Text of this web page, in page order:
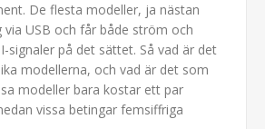
De flesta modeller, ja nästan
via USB och får både ström och
signaler på det sättet. Så vad är det
modellerna, och vad är det som
modeller bara kostar ett par
vissa betingar femsiffriga